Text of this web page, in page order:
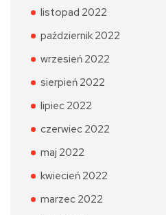
listopad 2022
październik 2022
wrzesień 2022
sierpień 2022
lipiec 2022
czerwiec 2022
maj 2022
kwiecień 2022
marzec 2022